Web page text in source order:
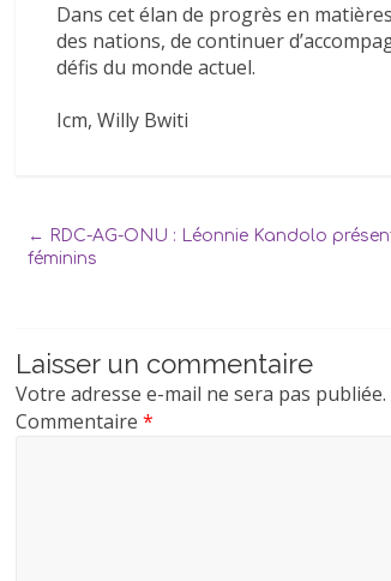
Dans cet élan de progrès en
des nations, de continuer
défis du monde actuel.
Icm, Willy Bwiti
← RDC-AG-ONU : Léonnie Kandolo
féminins
Laisser un commentaire
Votre adresse e-mail ne sera pas publiée.
Commentaire*